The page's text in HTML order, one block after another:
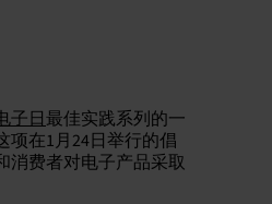
子日最佳实践系列的一
项在1月24日举行的倡
消费者对电子产品采取